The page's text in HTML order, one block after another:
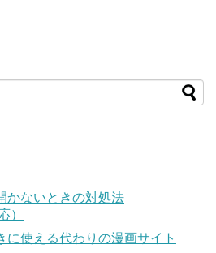
かないときの対処法
）
に使える代わりの漫画サイト